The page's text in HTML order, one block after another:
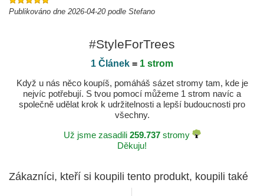
Publikováno dne 2026-04-20 podle Stefano
#StyleForTrees
1 Článek = 1 strom
Když u nás něco koupíš, pomáháš sázet stromy tam, kde je
nejvíc potřebují. S tvou pomocí můžeme 1 strom navíc a
společně udělat krok k udržitelnosti a lepší budoucnosti pro
všechny.
Už jsme zasadili 259.737stromy
Děkuju!
Zákazníci, kteří si koupili tento produkt, koupili také